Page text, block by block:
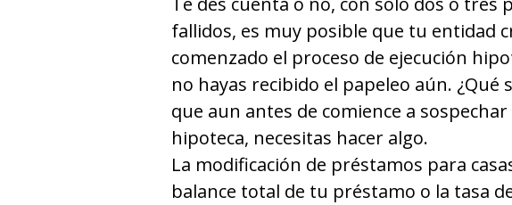
fallidos, es muy posible que tu entidad
comenzado el proceso de ejecución
no hayas recibido el papeleo aún. ¿Qué
que aun antes de comience a
hipoteca, necesitas hacer algo.
La modificación de préstamos para
balance total de tu préstamo o la tasa